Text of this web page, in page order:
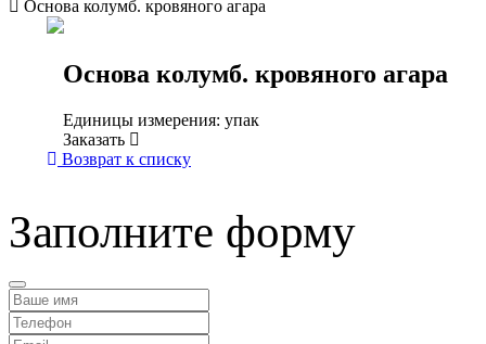
Основа колумб. кровяного агара
Основа колумб. кровяного агара
Единицы измерения: упак
Заказать
Возврат к списку
Заполните форму